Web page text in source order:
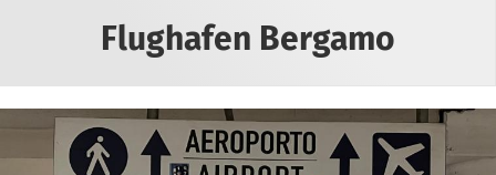
Flughafen Bergamo